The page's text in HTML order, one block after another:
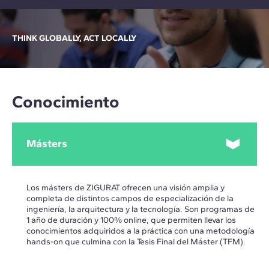
THINK GLOBALLY, ACT LOCALLY
Conocimiento
Másters
Los másters de ZIGURAT ofrecen una visión amplia y
completa de distintos campos de especialización de la
ingeniería, la arquitectura y la tecnología. Son programas de
1 año de duración y 100% online, que permiten llevar los
conocimientos adquiridos a la práctica con una metodología
hands-on que culmina con la Tesis Final del Máster (TFM).